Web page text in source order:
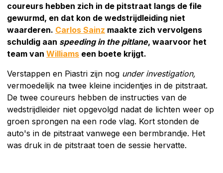
coureurs hebben zich in de pitstraat langs de file
gewurmd, en dat kon de wedstrijdleiding niet
waarderen. Carlos Sainz maakte zich vervolgens
schuldig aan speeding in the pitlane, waarvoor het
team van Williams een boete krijgt.
Verstappen en Piastri zijn nog under investigation,
vermoedelijk na twee kleine incidentjes in de pitstraat.
De twee coureurs hebben de instructies van de
wedstrijdleider niet opgevolgd nadat de lichten weer op
groen sprongen na een rode vlag. Kort stonden de
auto's in de pitstraat vanwege een bermbrandje. Het
was druk in de pitstraat toen de sessie hervatte.